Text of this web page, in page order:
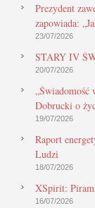
Prezydent
zapowiada:
23/07/2026
STARY IV
20/07/2026
„Świadomość
Dobrucki o
19/07/2026
Raport
Ludzi
18/07/2026
XSpirit:
16/07/2026